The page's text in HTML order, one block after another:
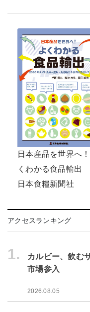
日本産品を世界へ
くわかる食品輸出
日本食糧新聞社
アクセスランキング
1.
カルビー、飲む
市場参入
2026.08.05